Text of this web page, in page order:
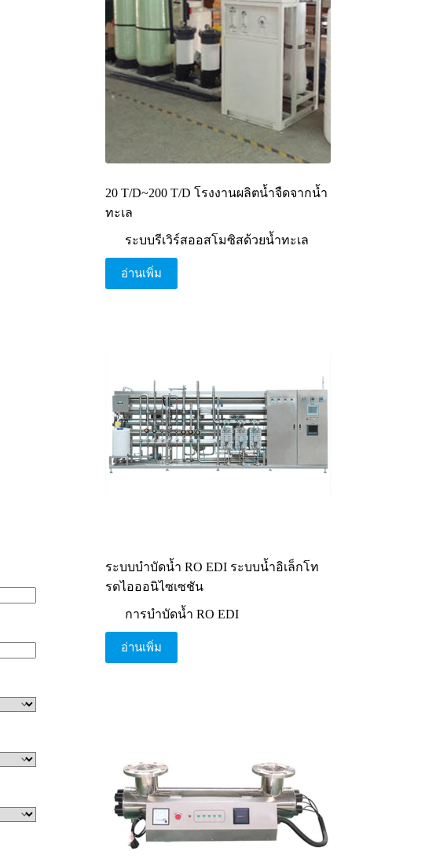
20 T/D~200 T/D โรงงานผลิตน้ำจืดจากน้ำ
ทะเล
ระบบรีเวิร์สออสโมซิสด้วยน้ำทะเล
อ่านเพิ่ม
ระบบบำบัดน้ำ RO EDI ระบบน้ำอิเล็กโท
รดไอออนิไซเซชัน
การบำบัดน้ำ RO EDI
อ่านเพิ่ม